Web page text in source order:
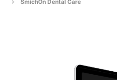
SmíchOn Dental Care